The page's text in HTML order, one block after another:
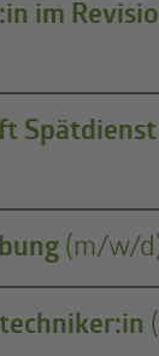
im
Spätdienst
(m/w/